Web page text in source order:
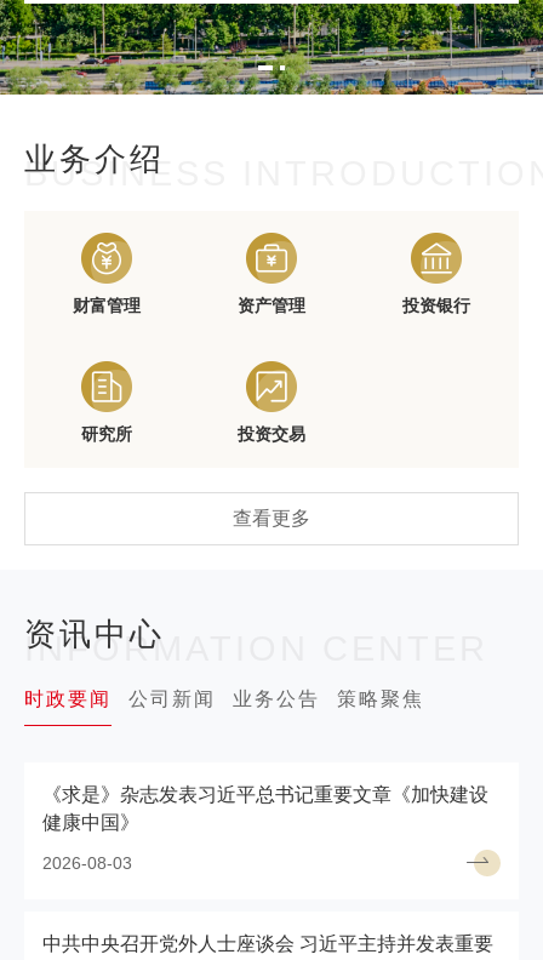
BUSINESS
业务介绍
查看更多
财富管理 资产管理 投资银行
研究所 投资交易
INFORMATION CENTER
资讯中心
时政要闻 公司新闻 业务公告 策略聚焦
《求是》杂志发表习近平总书记重要文章《加快建设
健康中国》
2026-08-03
中共中央召开党外人士座谈会 习近平主持并发表重要